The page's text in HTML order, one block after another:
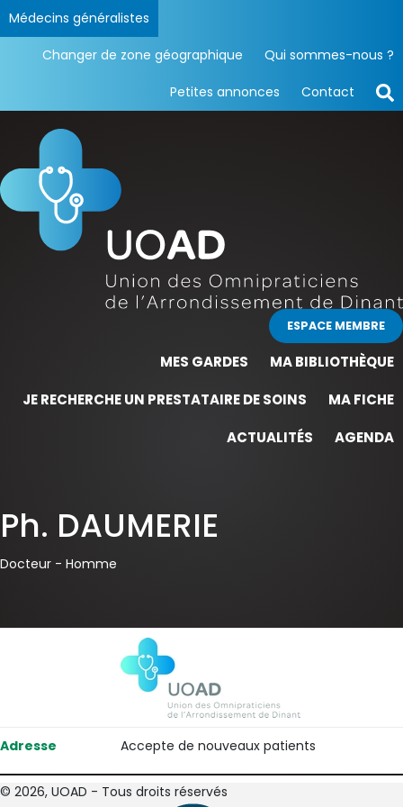
Médecins généralistes
Changer de zone géographique Qui sommes-nous ?
Petites annonces Contact
ESPACE MEMBRE
MES GARDES
MA BIBLIOTHÈQUE
JE RECHERCHE UN PRESTATAIRE DE SOINS
MA FICHE
ACTUALITÉS
AGENDA
Ph. DAUMERIE
Docteur - Homme
Adresse Accepte de nouveaux patients
© 2026, UOAD - Tous droits réservés